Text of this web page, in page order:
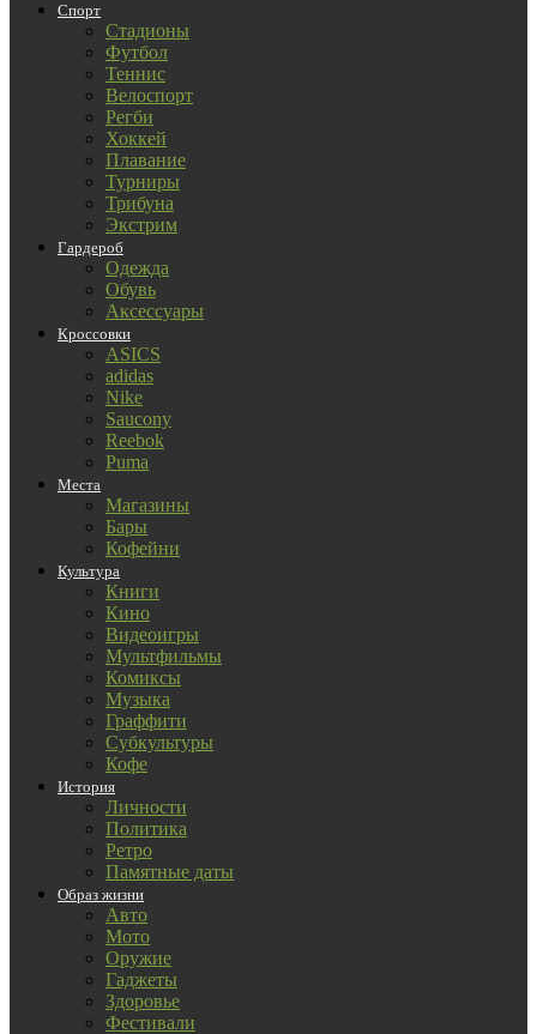
Спорт
Стадионы
Футбол
Теннис
Велоспорт
Регби
Хоккей
Плавание
Турниры
Трибуна
Экстрим
Гардероб
Одежда
Обувь
Аксессуары
Кроссовки
ASICS
adidas
Nike
Saucony
Reebok
Puma
Места
Магазины
Бары
Кофейни
Культура
Книги
Кино
Видеоигры
Мультфильмы
Комиксы
Музыка
Граффити
Субкультуры
Кофе
История
Личности
Политика
Ретро
Памятные даты
Образ жизни
Авто
Мото
Оружие
Гаджеты
Здоровье
Фестивали